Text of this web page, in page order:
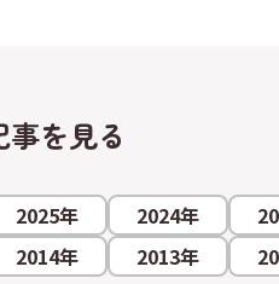
を見る
2025年 2024年
2014年 2013年